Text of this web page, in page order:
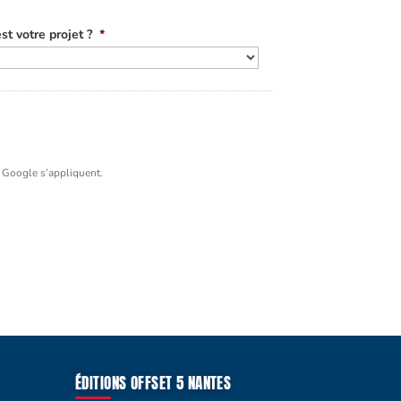
votre projet ? *
s’appliquent.
ÉDITIONS OFFSET 5 NANTES